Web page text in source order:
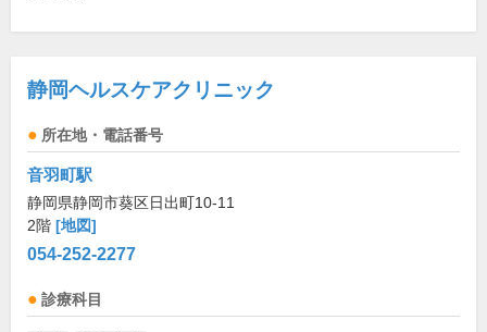
静岡ヘルスケアクリニック
所在地・電話番号
音羽町駅
静岡県静岡市葵区日出町10-11
2階 [地図]
054-252-2277
診療科目